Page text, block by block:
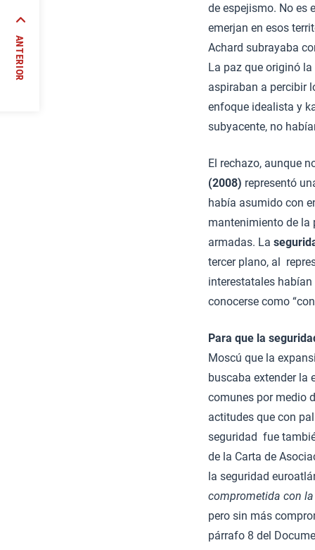
de espejismo. No es
emerjan en esos
Achard subrayaba
La paz que originó
aspiraban a percibir
enfoque idealista y
subyacente, no
El rechazo, aunque
(2008) representó
había asumido con
mantenimiento de la
armadas. La
tercer plano, al
interestatales
conocerse como
Para que la
Moscú que la
buscaba extender la
comunes por medio
actitudes que con
seguridad fue
de la Carta de
la seguridad
comprometida con
pero sin más
párrafo 8 del
ANTERIOR